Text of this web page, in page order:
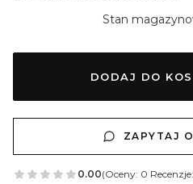
Stan
DODAJ DO
ZAPYTAJ
0.00(Oceny: 0